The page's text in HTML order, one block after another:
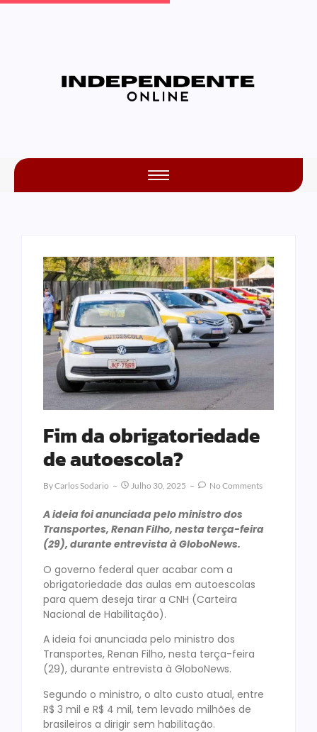
Fim da obrigatoriedade
de autoescola?
ByCarlos Sodario Julho 30, 2025 No Comments
A ideia foi anunciada pelo ministro dos
Transportes, Renan Filho, nesta terça-feira
(29), durante entrevista à GloboNews.
O governo federal quer acabar com a
obrigatoriedade das aulas em autoescolas
para quem deseja tirar a CNH (Carteira
Nacional de Habilitação).
A ideia foi anunciada pelo ministro dos
Transportes, Renan Filho, nesta terça-feira
(29), durante entrevista à GloboNews.
Segundo o ministro, o alto custo atual, entre
R$ 3 mil e R$ 4 mil, tem levado milhões de
brasileiros a dirigir sem habilitação.